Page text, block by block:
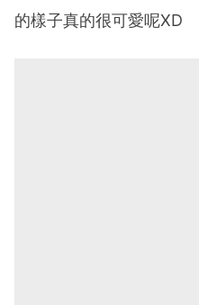
的樣子真的很可愛呢XD